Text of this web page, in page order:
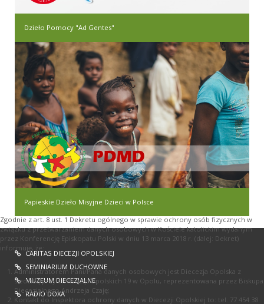
Dzieło Pomocy "Ad Gentes"
Papieskie Dzieło Misyjne Dzieci w Polsce
CARITAS DIECEZJI OPOLSKIEJ
SEMINIARIUM DUCHOWNE
MUZEUM DIECEZJALNE
RADIO DOXA
Zgodnie z art. 8 ust. 1 Dekretu ogólnego w sprawie ochrony osób fizycznych w
związku z przetwarzaniem danych osobowych w Kościele katolickim wydanym
przez Konferencję Episkopatu Polski w dniu 13 marca 2018 r. (dalej: Dekret)
informuję, że:
Administratorem Pani/Pana danych osobowych jest Diecezja Opolska z
siedzibą przy ul. Książąt Opolskich 19 w Opolu, reprezentowana przez Biskupa
Diecezjalnego Andrzeja Czaję;
Kontakt do Inspektora ochrony danych w Diecezji Opolskiej to: tel. 77 454 38